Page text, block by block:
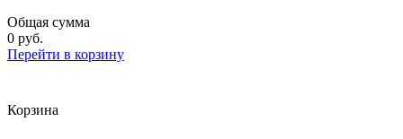
Общая сумма
0 руб.
Перейти в корзину
Корзина